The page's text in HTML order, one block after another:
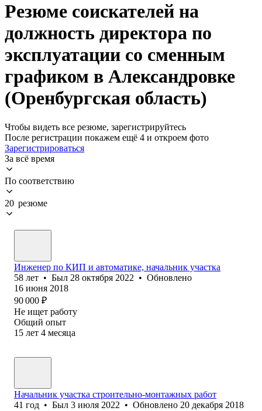
Резюме соискателей на
должность директора по
эксплуатации со сменным
графиком в Александровке
(Оренбургская область)
Чтобы видеть все резюме, зарегистрируйтесь
После регистрации покажем ещё 4 и откроем фото
Зарегистрироваться
За всё время
По соответствию
20 резюме
Инженер по КИП и автоматике, начальник участка
58 лет • Был 28 октября 2022 • Обновлено
16 июня 2018
90 000 ₽
Не ищет работу
Общий опыт
15 лет 4 месяца
Начальник участка строительно-монтажных работ
41 год • Был 3 июля 2022 • Обновлено 20 декабря 2018